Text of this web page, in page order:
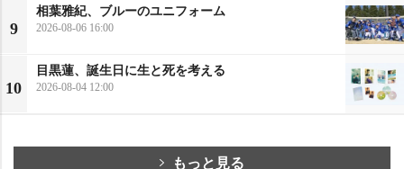
9
相葉雅紀、ブルーのユニフォーム
2026-08-06 16:00
10
目黒蓮、誕生日に生と死を考える
2026-08-04 12:00
もっと見る